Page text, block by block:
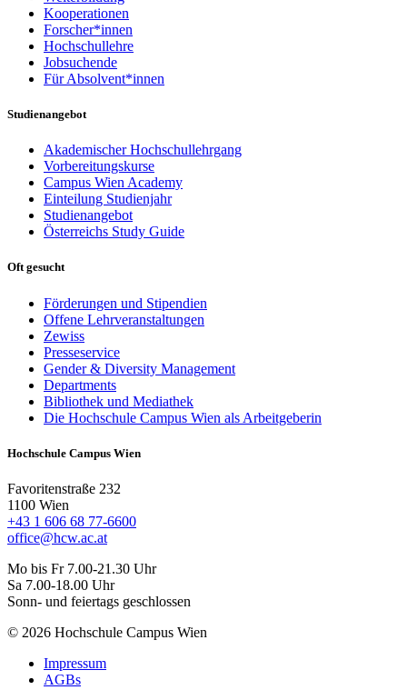
Kooperationen
Forscher*innen
Hochschullehre
Jobsuchende
Für Absolvent*innen
Studienangebot
Akademischer Hochschullehrgang
Vorbereitungskurse
Campus Wien Academy
Einteilung Studienjahr
Studienangebot
Österreichs Study Guide
Oft gesucht
Förderungen und Stipendien
Offene Lehrveranstaltungen
Zewiss
Presseservice
Gender & Diversity Management
Departments
Bibliothek und Mediathek
Die Hochschule Campus Wien als Arbeitgeberin
Hochschule Campus Wien
Favoritenstraße 232
1100 Wien
+43 1 606 68 77-6600
office@hcw.ac.at
Mo bis Fr 7.00-21.30 Uhr
Sa 7.00-18.00 Uhr
Sonn- und feiertags geschlossen
© 2026 Hochschule Campus Wien
Impressum
AGBs